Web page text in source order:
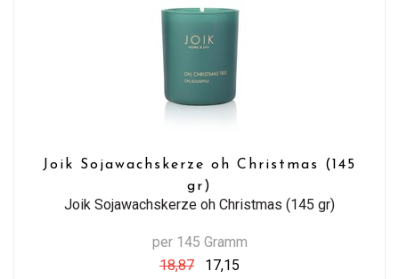
Joik Sojawachskerze oh Christmas (145
gr)
Joik Sojawachskerze oh Christmas (145 gr)
per 145 Gramm
18,87
17,15